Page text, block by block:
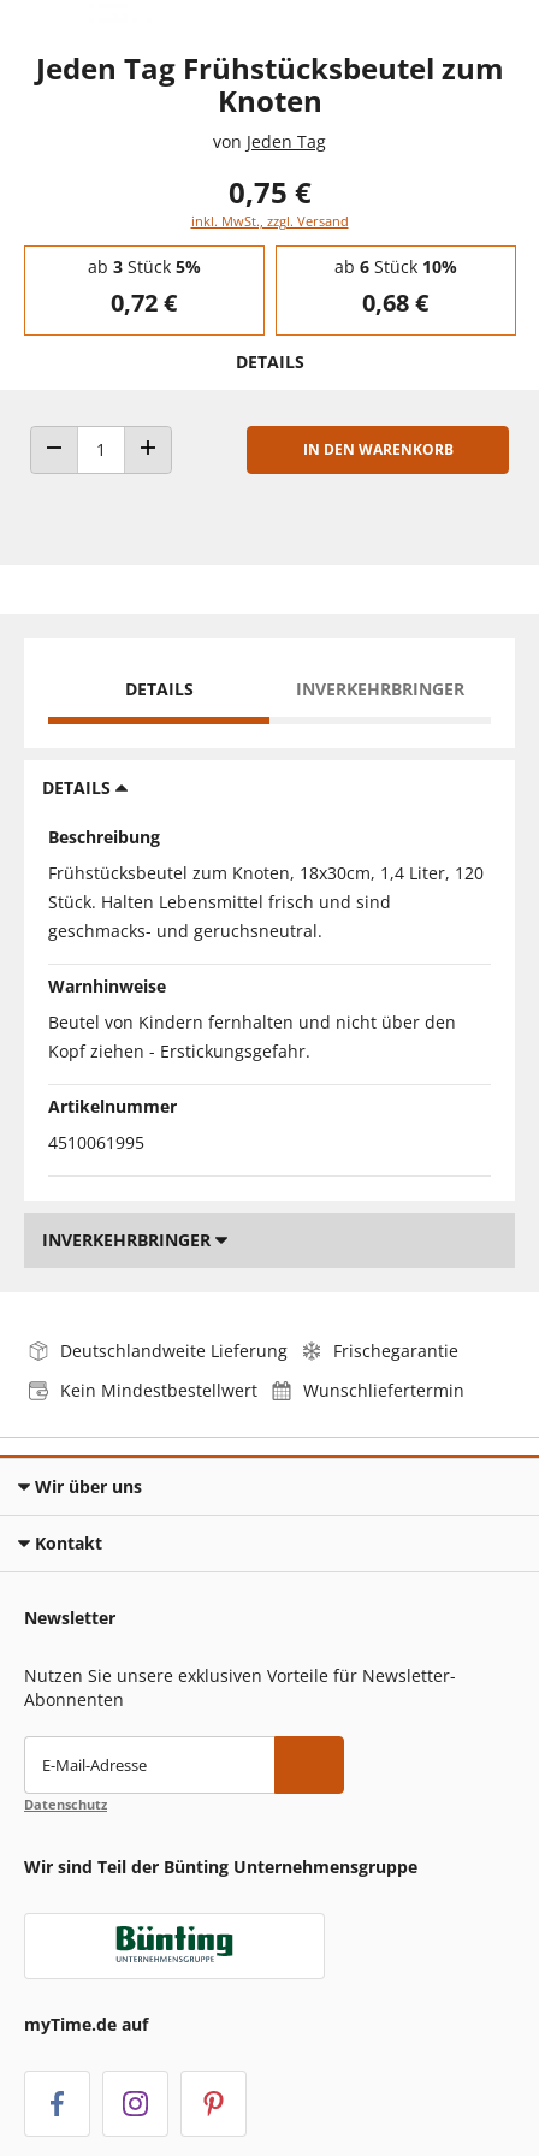
Jeden Tag Frühstücksbeutel zum
Knoten
von Jeden Tag
0,75 €
inkl. MwSt., zzgl. Versand
Staffelpreise - Mengenrabatt
ab 3Stück 5%
0,72 €
ab 6Stück 10%
0,68 €
DETAILS
ANZAHL VERRINGERNANZAHL ERHÖHEN
IN DEN WARENKORB
DETAILS INVERKEHRBRINGER
DETAILS
Beschreibung
Frühstücksbeutel zum Knoten, 18x30cm, 1,4 Liter, 120
Stück. Halten Lebensmittel frisch und sind
geschmacks- und geruchsneutral.
Warnhinweise
Beutel von Kindern fernhalten und nicht über den
Kopf ziehen - Erstickungsgefahr.
Artikelnummer
4510061995
INVERKEHRBRINGER
Deutschlandweite Lieferung
Frischegarantie
Kein Mindestbestellwert
Wunschliefertermin
Wir über uns
Kontakt
Newsletter
Nutzen Sie unsere exklusiven Vorteile für Newsletter-
Abonnenten
E-Mail-Adresse
Datenschutz
Wir sind Teil der Bünting Unternehmensgruppe
myTime.de auf